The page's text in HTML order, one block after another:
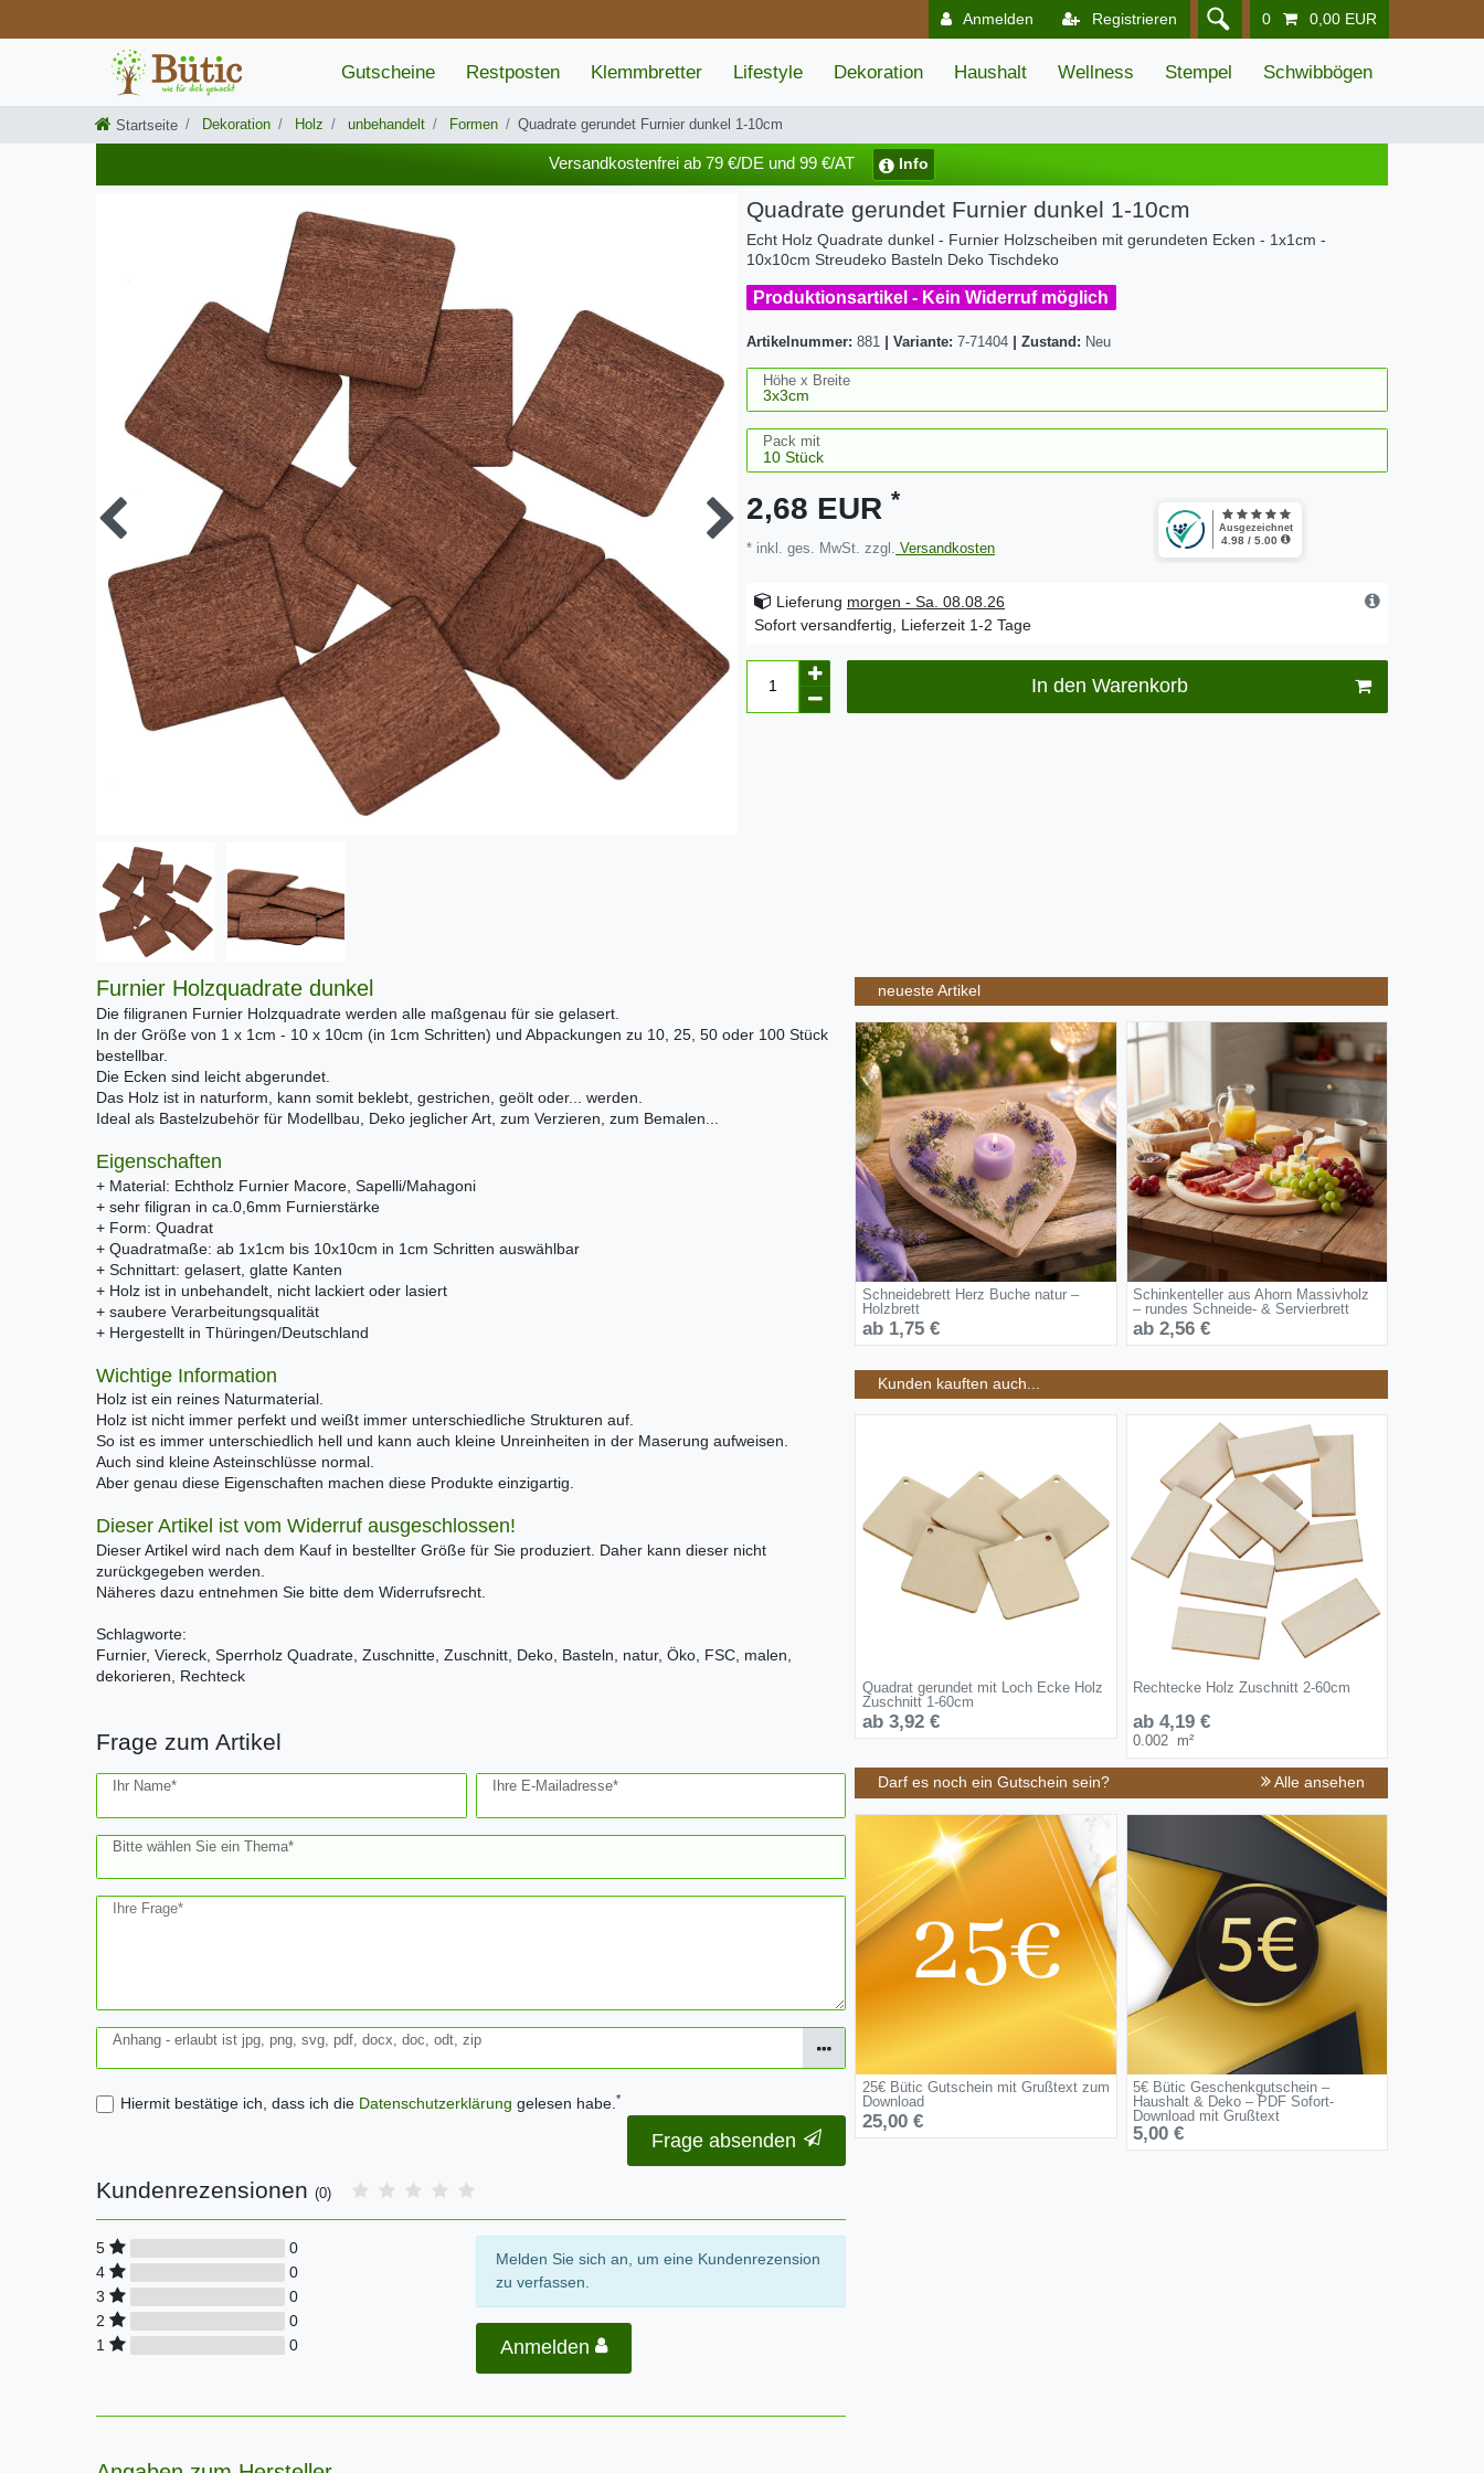
Anmelden Registrieren 0 0,00 EUR
Gutscheine Restposten Klemmbretter Lifestyle Dekoration Haushalt Wellness Stempel Schwibbögen
Startseite Dekoration Holz unbehandelt Formen Quadrate gerundet Furnier dunkel 1-10cm
Versandkostenfrei ab 79 €/DE und 99 €/AT Info
Quadrate gerundet Furnier dunkel 1-10cm
Echt Holz Quadrate dunkel - Furnier Holzscheiben mit gerundeten Ecken - 1x1cm -
10x10cm Streudeko Basteln Deko Tischdeko
Produktionsartikel - Kein Widerruf möglich
Artikelnummer: 881 Variante: 7-71404 Zustand: Neu
Höhe x Breite
Pack mit
2,68 EUR *
* inkl. ges. MwSt. zzgl. Versandkosten
Lieferung morgen - Sa. 08.08.26
Sofort versandfertig, Lieferzeit 1-2 Tage
In den Warenkorb
Furnier Holzquadrate dunkel
Die filigranen Furnier Holzquadrate werden alle maßgenau für sie gelasert.
In der Größe von 1 x 1cm - 10 x 10cm (in 1cm Schritten) und Abpackungen zu 10, 25, 50 oder 100 Stück
bestellbar.
Die Ecken sind leicht abgerundet.
Das Holz ist in naturform, kann somit beklebt, gestrichen, geölt oder... werden.
Ideal als Bastelzubehör für Modellbau, Deko jeglicher Art, zum Verzieren, zum Bemalen...
Eigenschaften
+ Material: Echtholz Furnier Macore, Sapelli/Mahagoni
+ sehr filigran in ca.0,6mm Furnierstärke
+ Form: Quadrat
+ Quadratmaße: ab 1x1cm bis 10x10cm in 1cm Schritten auswählbar
+ Schnittart: gelasert, glatte Kanten
+ Holz ist in unbehandelt, nicht lackiert oder lasiert
+ saubere Verarbeitungsqualität
+ Hergestellt in Thüringen/Deutschland
Wichtige Information
Holz ist ein reines Naturmaterial.
Holz ist nicht immer perfekt und weißt immer unterschiedliche Strukturen auf.
So ist es immer unterschiedlich hell und kann auch kleine Unreinheiten in der Maserung aufweisen.
Auch sind kleine Asteinschlüsse normal.
Aber genau diese Eigenschaften machen diese Produkte einzigartig.
Dieser Artikel ist vom Widerruf ausgeschlossen!
Dieser Artikel wird nach dem Kauf in bestellter Größe für Sie produziert. Daher kann dieser nicht
zurückgegeben werden.
Näheres dazu entnehmen Sie bitte dem Widerrufsrecht.
Schlagworte:
Furnier, Viereck, Sperrholz Quadrate, Zuschnitte, Zuschnitt, Deko, Basteln, natur, Öko, FSC, malen,
dekorieren, Rechteck
Frage zum Artikel
Ihr Name* Ihre E-Mailadresse*
Bitte wählen Sie ein Thema*
Ihre Frage*
Anhang - erlaubt ist jpg, png, svg, pdf, docx, doc, odt, zip
Hiermit bestätige ich, dass ich die Daten­schutz­erklärung gelesen habe.*
Ceres::Template.mailFormHoneypotLabel
Frage absenden
Kundenrezensionen (0)
5
0
4
0
3
0
2
0
1
0
Melden Sie sich an, um eine Kundenrezension
zu verfassen.
Anmelden
neueste Artikel
Schneidebrett Herz Buche natur –
Holzbrett
ab 1,75 €
Schinkenteller aus Ahorn Massivholz
– rundes Schneide- & Servierbrett
ab 2,56 €
Kunden kauften auch...
Quadrat gerundet mit Loch Ecke Holz
Zuschnitt 1-60cm
ab 3,92 €
Rechtecke Holz Zuschnitt 2-60cm
ab 4,19 €
0.002 m²
Darf es noch ein Gutschein sein? Alle ansehen
25€ Bütic Gutschein mit Grußtext zum
Download
25,00 €
5€ Bütic Geschenkgutschein –
Haushalt & Deko – PDF Sofort-
Download mit Grußtext
5,00 €